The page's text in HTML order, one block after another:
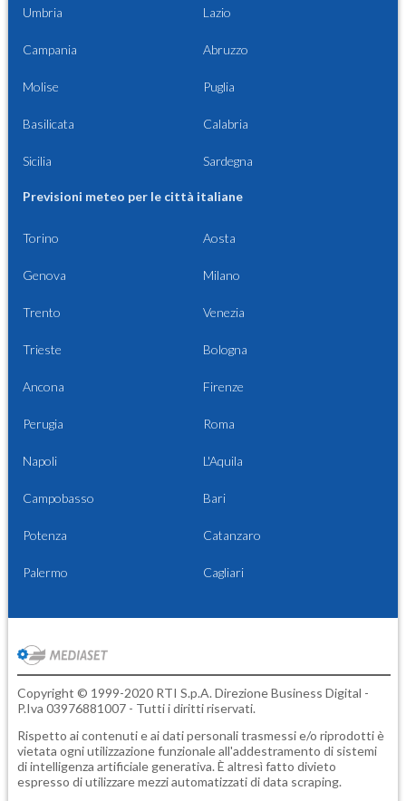
Umbria Lazio
Campania Abruzzo
Molise Puglia
Basilicata Calabria
Sicilia Sardegna
Previsioni meteo per le città italiane
Torino Aosta
Genova Milano
Trento Venezia
Trieste Bologna
Ancona Firenze
Perugia Roma
Napoli L'Aquila
Campobasso Bari
Potenza Catanzaro
Palermo Cagliari
Copyright © 1999-2020 RTI S.p.A. Direzione Business Digital -
P.Iva 03976881007 - Tutti i diritti riservati.
Rispetto ai contenuti e ai dati personali trasmessi e/o riprodotti è
vietata ogni utilizzazione funzionale all'addestramento di sistemi
di intelligenza artificiale generativa. È altresì fatto divieto
espresso di utilizzare mezzi automatizzati di data scraping.